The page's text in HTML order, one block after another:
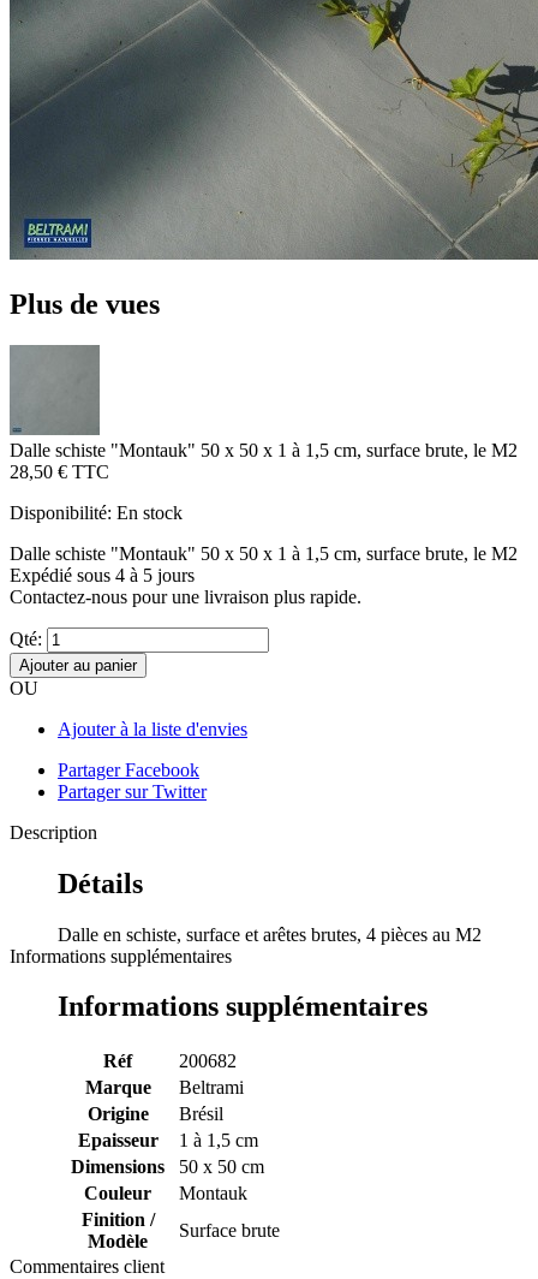
Plus de vues
Dalle schiste "Montauk" 50 x 50 x 1 à 1,5 cm, surface brute, le M2
28,50 € TTC
Disponibilité: En stock
Dalle schiste "Montauk" 50 x 50 x 1 à 1,5 cm, surface brute, le M2
Expédié sous 4 à 5 jours
Contactez-nous pour une livraison plus rapide.
Qté:
Ajouter au panier
OU
Ajouter à la liste d'envies
Partager Facebook
Partager sur Twitter
Description
Détails
Dalle en schiste, surface et arêtes brutes, 4 pièces au M2
Informations supplémentaires
Informations supplémentaires
Réf
200682
Marque
Beltrami
Origine
Brésil
Epaisseur
1 à 1,5 cm
Dimensions
50 x 50 cm
Couleur
Montauk
Finition /
Modèle
Surface brute
Commentaires client